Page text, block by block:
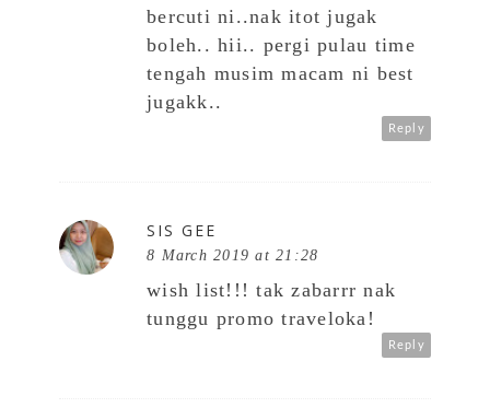
bercuti ni..nak itot jugak
boleh.. hii.. pergi pulau time
tengah musim macam ni best
jugakk..
Reply
SIS GEE
8 March 2019 at 21:28
wish list!!! tak zabarrr nak
tunggu promo traveloka!
Reply